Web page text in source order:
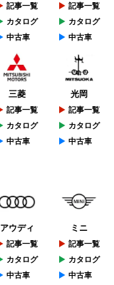
記事一覧
カタログ
中古車
記事一覧
カタログ
中古車
三菱
記事一覧
カタログ
中古車
光岡
記事一覧
カタログ
中古車
アウディ
記事一覧
カタログ
中古車
ミニ
記事一覧
カタログ
中古車